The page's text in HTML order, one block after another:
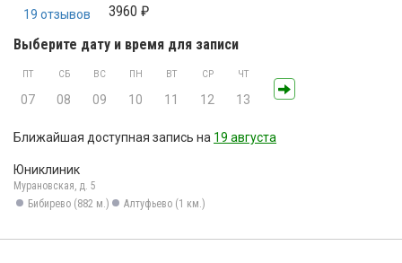
19 отзывов
3960 ₽
Выберите дату и время для записи
ПТ
07
СБ
08
ВС
09
ПН
10
ВТ
11
СР
12
ЧТ
13
Ближайшая доступная запись на 19 августа
Юниклиник
Мурановская, д. 5
Бибирево (882 м.)
Алтуфьево (1 км.)